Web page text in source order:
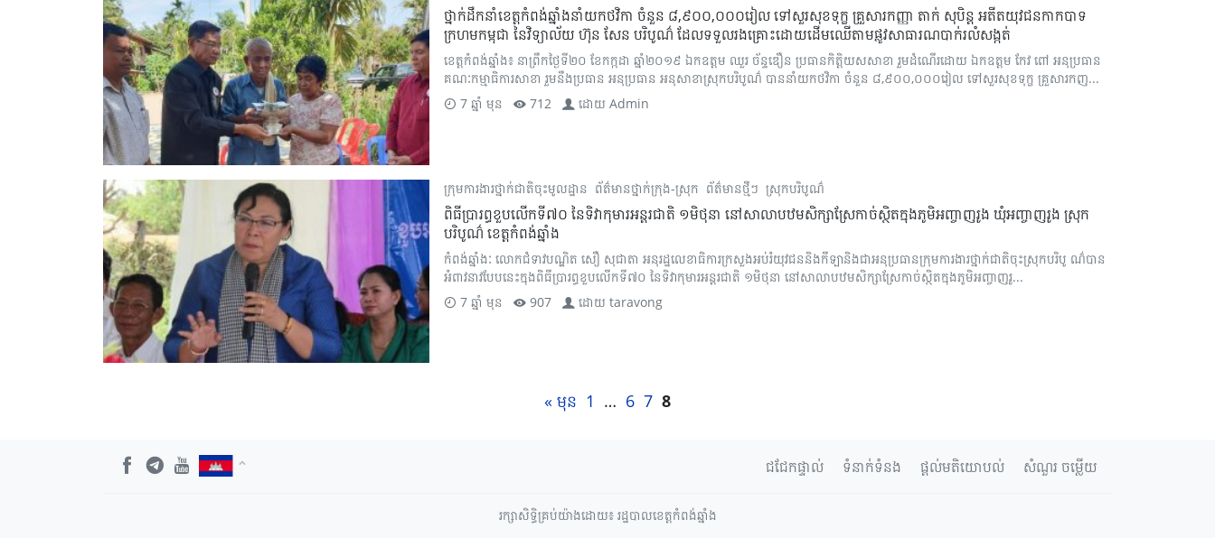
ថ្នាក់ដឹកនាំខេត្តកំពង់ឆ្នាំង​​នាំយកថវិកា ចំនួន ៨,៩០០,០០០រៀល ទៅសួរសុខទុក្ខ គ្រួសារកញ្ញា តាក់ សុបិន្ត អតីតយុវជនកាកបាទ
ក្រហមកម្ពុជា នៃវិទ្យាល័យ ហ៊ុន សែន បរិបូណ៌ ដែលទទួលរងគ្រោះដោយដេីមឈេីតាមផ្លូវសាធារណបាក់រលំសង្កត់
ខេត្តកំពង់ឆ្នាំង៖ នាព្រឹកថ្ងៃទី២០ ខែកក្កដា ឆ្នាំ២០១៩ ឯកឧត្តម ឈួរ ច័ន្ទឌឿន ប្រធានកិត្តិយសសាខា រួមដំណេីរដោយ ឯកឧត្តម កែវ ពៅ អនុប្រធាន
គណៈកម្មាធិការសាខា រួមនឹងប្រធាន អនុប្រធាន អនុសាខាស្រុកបរិបូណ៌ បាននាំយកថវិកា ចំនួន ៨,៩០០,០០០រៀល ទៅសួរសុខទុក្ខ គ្រួសារកញ...
7 ឆ្នាំ មុន
712 ដោយAdmin
ក្រុមការងារថ្នាក់ជាតិចុះមូលដ្ឋាន ព័ត៌មានថ្នាក់ក្រុង-ស្រុក ព័ត៌មានថ្មីៗ ស្រុកបរិបូណ៌
ពិធីប្រារព្ធខួបលើកទី៧០ នៃទិវាកុមារអន្តរជាតិ ១មិថុនា នៅសាលាបឋមសិក្សាស្រែកាច់ស្ថិតក្នុងភូមិអញ្ចាញរូង ឃុំអញ្ចាញរូង ស្រុក
បរិបូណ៌ ខេត្តកំពង់ឆ្នាំង
កំពង់ឆ្នាំងៈ លោកជំទាវបណ្ឌិត សឿ សុជាតា អនុរដ្ឋលេខាធិការក្រសួងអប់រំយុវជននិងកីឡានិងជាអនុប្រធានក្រុមការងារថ្នាក់ជាតិចុះស្រុកបរិបូ ណ៌បាន
អំពាវនាវបែបនេះក្នុងពិធីប្រារព្ធខួបលើកទី៧០ នៃទិវាកុមារអន្តរជាតិ ១មិថុនា នៅសាលាបឋមសិក្សាស្រែកាច់ស្ថិតក្នុងភូមិអញ្ចាញរូ...
7 ឆ្នាំ មុន
907 ដោយtaravong
« មុន 1 … 6 7 8
ជជែកផ្ទាល់ ទំនាក់ទំនង ផ្តល់មតិយោបល់ សំណួរ ចម្លើយ
រក្សាសិទ្ធិគ្រប់យ៉ាងដោយ៖ រដ្ឋបាលខេត្តកំពង់ឆ្នាំង